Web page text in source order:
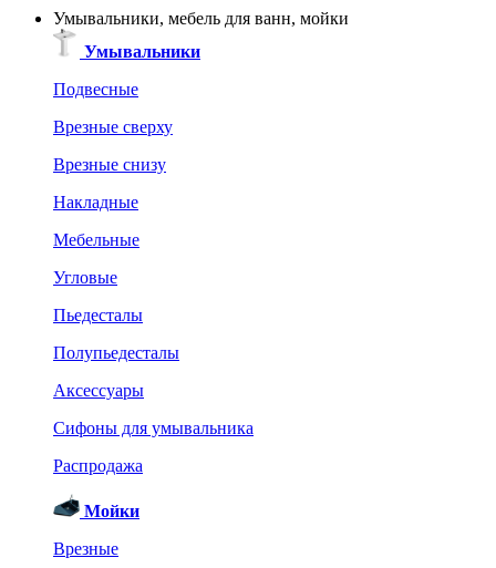
Умывальники, мебель для ванн, мойки
Умывальники
Подвесные
Врезные сверху
Врезные снизу
Накладные
Мебельные
Угловые
Пьедесталы
Полупьедесталы
Аксессуары
Сифоны для умывальника
Распродажа
Мойки
Врезные